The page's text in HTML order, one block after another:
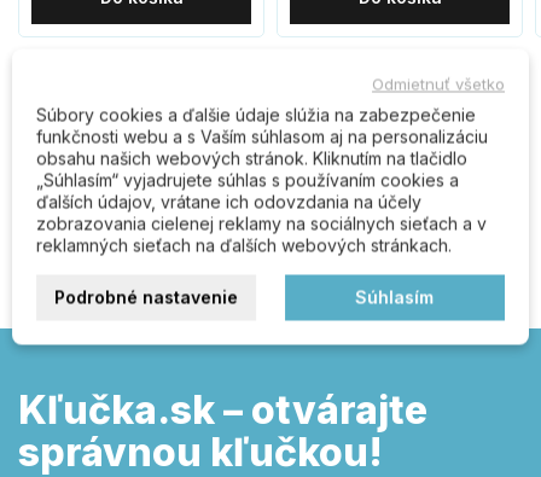
Komentáre (0)
Buďte prvý kto napíše recenziu
Kľučka.sk – otvárajte
správnou kľučkou!
Odmietnuť všetko
Súbory cookies a ďalšie údaje slúžia na zabezpečenie
funkčnosti webu a s Vaším súhlasom aj na personalizáciu
obsahu našich webových stránok. Kliknutím na tlačidlo
„Súhlasím“ vyjadrujete súhlas s používaním cookies a
ďalších údajov, vrátane ich odovzdania na účely
zobrazovania cielenej reklamy na sociálnych sieťach a v
reklamných sieťach na ďalších webových stránkach.
Podrobné nastavenie Súhlasím